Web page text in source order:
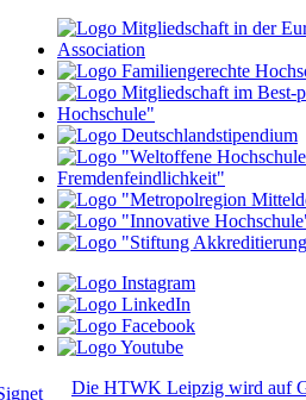
Die HTWK Leipzig wird auf